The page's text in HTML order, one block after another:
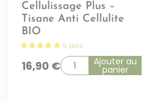
Cellulissage Plus –
Tisane Anti Cellulite
BIO
16,90 € Ajouter au
panier